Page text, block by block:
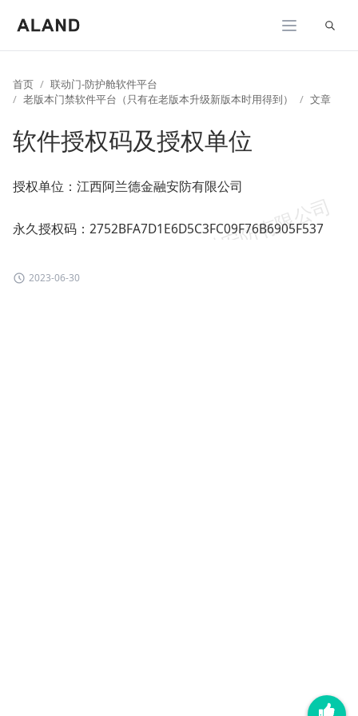
展开
首页
联动门-防护舱软件平台
老版本门禁软件平台（只有在老版本升级新版本时用得到）
文章
软件授权码及授权单位
授权单位：江西阿兰德金融安防有限公司
永久授权码：2752BFA7D1E6D5C3FC09F76B6905F537
2023-06-30